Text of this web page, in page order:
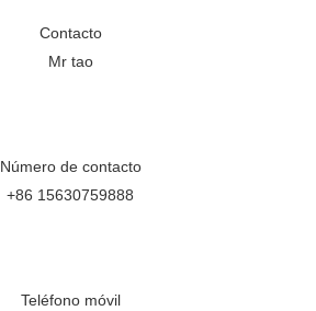
Contacto
Mr tao
Número de contacto
+86 15630759888
Teléfono móvil